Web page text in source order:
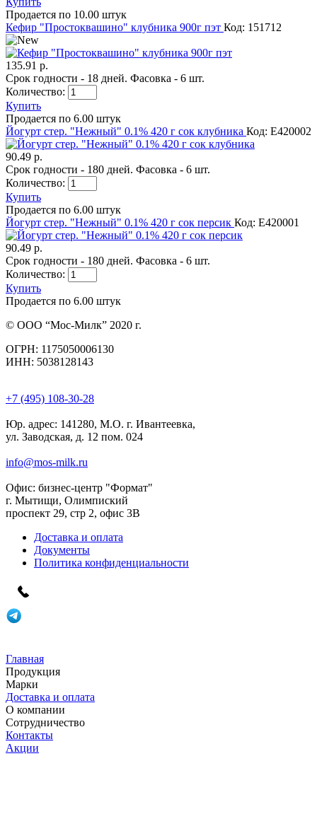
Продается по 10.00 штук
Кефир "Простоквашино" клубника 900г пэт Код: 151712
135.91 р.
Срок годности - 18 дней. Фасовка - 6 шт.
Количество:
Купить
Продается по 6.00 штук
Йогурт стер. "Нежный" 0.1% 420 г сок клубника Код: E420002
90.49 р.
Срок годности - 180 дней. Фасовка - 6 шт.
Количество:
Купить
Продается по 6.00 штук
Йогурт стер. "Нежный" 0.1% 420 г сок персик Код: E420001
90.49 р.
Срок годности - 180 дней. Фасовка - 6 шт.
Количество:
Купить
Продается по 6.00 штук
© ООО “Мос-Милк” 2020 г.
ОГРН: 1175050006130
ИНН: 5038128143
+7 (495) 108-30-28
Юр. адрес: 141280, М.О. г. Ивантеевка,
ул. Заводская, д. 12 пом. 024
info@mos-milk.ru
Офис: бизнес-центр "Формат"
г. Мытищи, Олимпиский
проспект 29, стр 2, офис 3B
Доставка и оплата
Документы
Политика конфиденциальности
Главная
Продукция
Марки
Доставка и оплата
О компании
Сотрудничество
Контакты
Акции